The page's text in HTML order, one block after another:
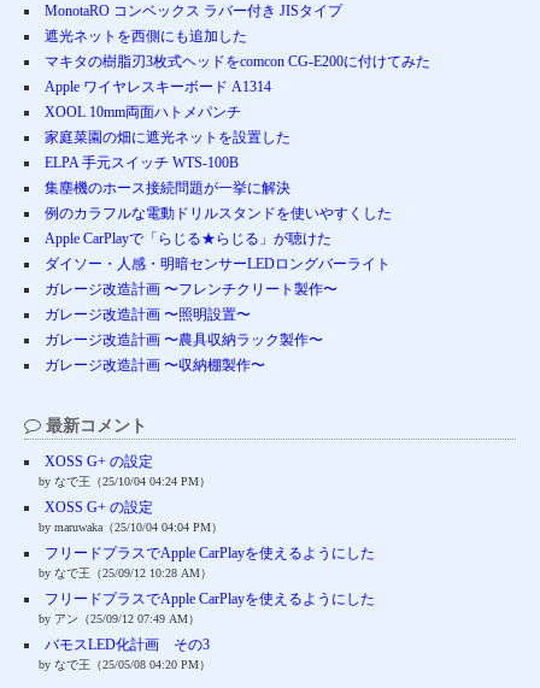
MonotaRO コンベックス ラバー付き JISタイプ
遮光ネットを西側にも追加した
マキタの樹脂刃3枚式ヘッドをcomcon CG-E200に付けてみた
Apple ワイヤレスキーボード A1314
XOOL 10mm両面ハトメパンチ
家庭菜園の畑に遮光ネットを設置した
ELPA 手元スイッチ WTS-100B
集塵機のホース接続問題が一挙に解決
例のカラフルな電動ドリルスタンドを使いやすくした
Apple CarPlayで「らじる★らじる」が聴けた
ダイソー・人感・明暗センサーLEDロングバーライト
ガレージ改造計画 〜フレンチクリート製作〜
ガレージ改造計画 〜照明設置〜
ガレージ改造計画 〜農具収納ラック製作〜
ガレージ改造計画 〜収納棚製作〜
最新コメント
XOSS G+ の設定
by なで王（25/10/04 04:24 PM）
XOSS G+ の設定
by maruwaka（25/10/04 04:04 PM）
フリードプラスでApple CarPlayを使えるようにした
by なで王（25/09/12 10:28 AM）
フリードプラスでApple CarPlayを使えるようにした
by アン（25/09/12 07:49 AM）
バモスLED化計画 その3
by なで王（25/05/08 04:20 PM）